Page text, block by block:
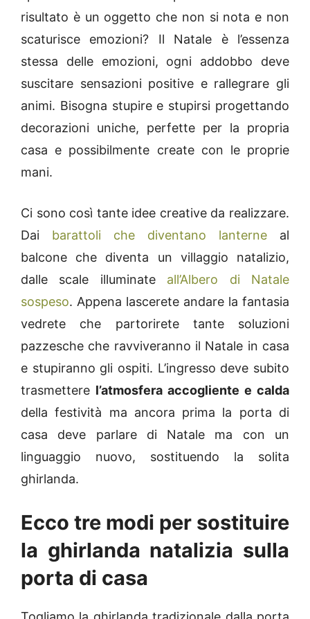
risultato è un oggetto che non si nota e non
scaturisce emozioni? Il Natale è l’essenza
stessa delle emozioni, ogni addobbo deve
suscitare sensazioni positive e rallegrare gli
animi. Bisogna stupire e stupirsi progettando
decorazioni uniche, perfette per la propria
casa e possibilmente create con le proprie
mani.
Ci sono così tante idee creative da realizzare.
Dai barattoli che diventano lanterne al
balcone che diventa un villaggio natalizio,
dalle scale illuminateall’Albero di Natale
sospeso. Appena lascerete andare la fantasia
vedrete che partorirete tante soluzioni
pazzesche che ravviveranno il Natale in casa
e stupiranno gli ospiti. L’ingresso deve subito
trasmettere l’atmosfera accogliente e calda
della festività ma ancora prima la porta di
casa deve parlare di Natale ma con un
linguaggio nuovo, sostituendo la solita
ghirlanda.
Ecco tre modi per sostituire
la ghirlanda natalizia sulla
porta di casa